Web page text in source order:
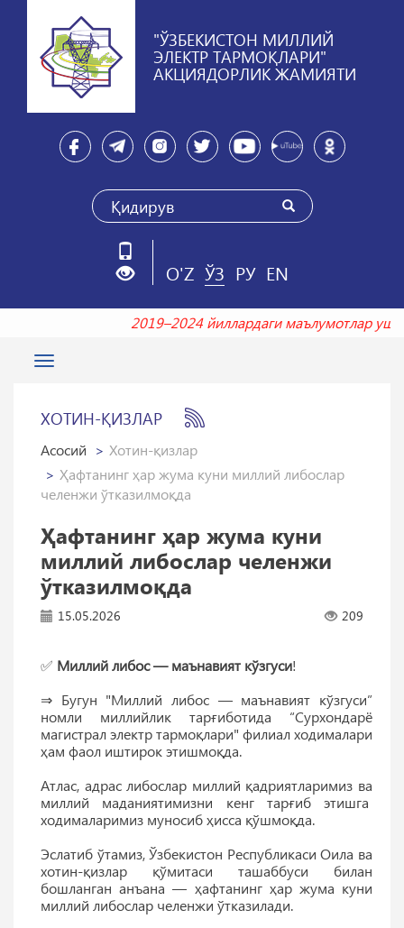
"ЎЗБЕКИСТОН МИЛЛИЙ
ЭЛЕКТР ТАРМОҚЛАРИ"
АКЦИЯДОРЛИК ЖАМИЯТИ
O'Z ЎЗ РУ EN
2019–2024 йиллардаги маълумотлар
Toggle
ХОТИН-ҚИЗЛАР
Асосий
Хотин-қизлар
Ҳафтанинг ҳар жума куни миллий либослар
челенжи ўтказилмоқда
Ҳафтанинг ҳар жума куни
миллий либослар челенжи
ўтказилмоқда
15.05.2026 209
✅ Миллий либос — маънавият кўзгуси!
⇒ Бугун "Миллий либос — маънавият кўзгуси”
номли миллийлик тарғиботида “Сурхондарё
магистрал электр тармоқлари" филиал ходималари
ҳам фаол иштирок этишмоқда.
Атлас, адрас либослар миллий қадриятларимиз ва
миллий маданиятимизни кенг тарғиб этишга
ходималаримиз муносиб ҳисса қўшмоқда.
Эслатиб ўтамиз, Ўзбекистон Республикаси Оила ва
хотин-қизлар қўмитаси ташаббуси билан
бошланган анъана — ҳафтанинг ҳар жума куни
миллий либослар челенжи ўтказилади.